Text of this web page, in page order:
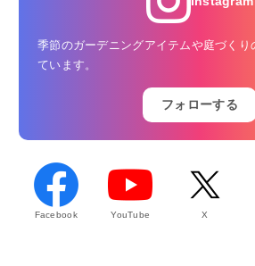
季節のガーデニングアイテムや庭づくり
ています。
フォローする
Facebook YouTube X